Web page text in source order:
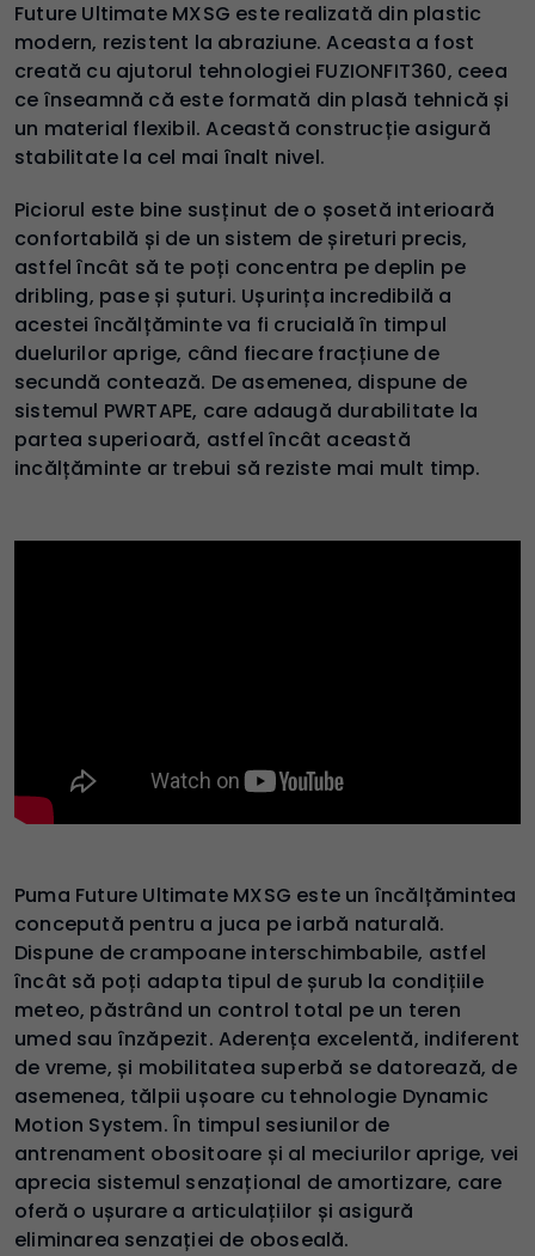
Future Ultimate MXSG este realizată din plastic
modern, rezistent la abraziune. Aceasta a fost
creată cu ajutorul tehnologiei FUZIONFIT360, ceea
ce înseamnă că este formată din plasă tehnică și
un material flexibil. Această construcție asigură
stabilitate la cel mai înalt nivel.
Piciorul este bine susținut de o șosetă interioară
confortabilă și de un sistem de șireturi precis,
astfel încât să te poți concentra pe deplin pe
dribling, pase și șuturi. Ușurința incredibilă a
acestei încălțăminte va fi crucială în timpul
duelurilor aprige, când fiecare fracțiune de
secundă contează. De asemenea, dispune de
sistemul PWRTAPE, care adaugă durabilitate la
partea superioară, astfel încât această
incălțăminte ar trebui să reziste mai mult timp.
Puma Future Ultimate MXSG este un încălțămintea
concepută pentru a juca pe iarbă naturală.
Dispune de crampoane interschimbabile, astfel
încât să poți adapta tipul de șurub la condițiile
meteo, păstrând un control total pe un teren
umed sau înzăpezit. Aderența excelentă, indiferent
de vreme, și mobilitatea superbă se datorează, de
asemenea, tălpii ușoare cu tehnologie Dynamic
Motion System. În timpul sesiunilor de
antrenament obositoare și al meciurilor aprige, vei
aprecia sistemul senzațional de amortizare, care
oferă o ușurare a articulațiilor și asigură
eliminarea senzației de oboseală.